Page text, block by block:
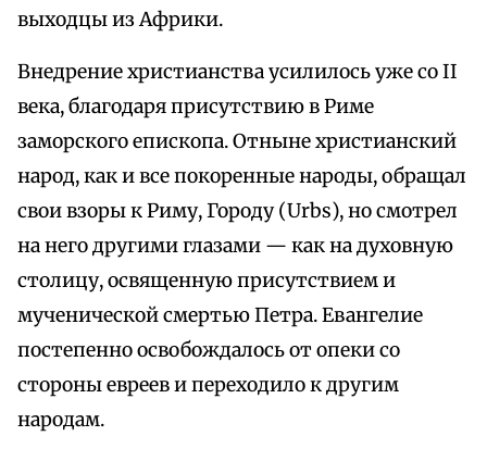
выходцы из Африки.
Внедрение христианства усилилось уже со II
века, благодаря присутствию в Риме
заморского епископа. Отныне христианский
народ, как и все покоренные народы, обращал
свои взоры к Риму, Городу (Urbs), но смотрел
на него другими глазами — как на духовную
столицу, освященную присутствием и
мученической смертью Петра. Евангелие
постепенно освобождалось от опеки со
стороны евреев и переходило к другим
народам.